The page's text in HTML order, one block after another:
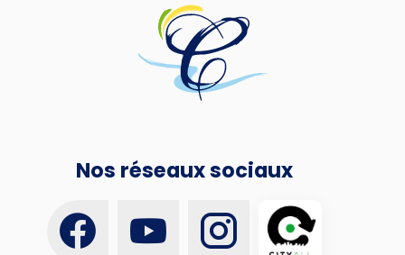
Nos réseaux sociaux